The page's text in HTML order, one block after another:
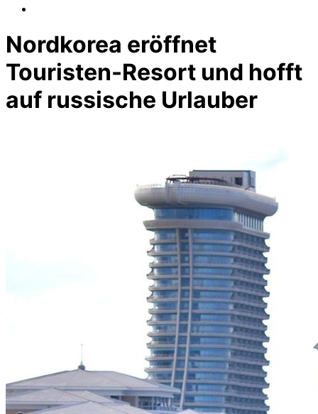
Nordkorea eröffnet
Touristen-Resort und hofft
auf russische Urlauber